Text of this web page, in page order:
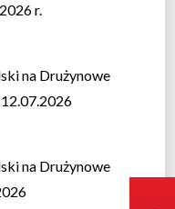
r.
na Drużynowe
na Drużynowe